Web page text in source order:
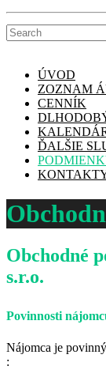
ÚVOD
ZOZNAM
CENNÍK
ĎALŠIE
Obchodné
s.r.o.
Povinnosti
Nájomca je
: